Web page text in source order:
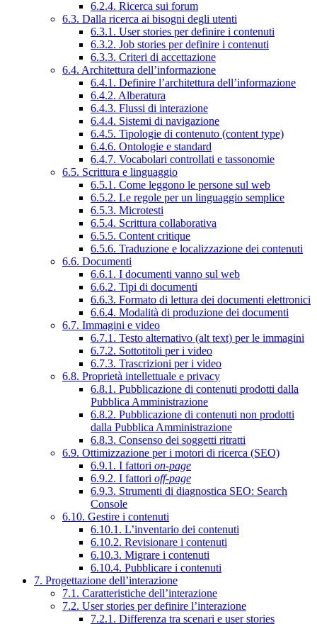
6.2.4. Ricerca sui forum
6.3. Dalla ricerca ai bisogni degli utenti
6.3.1. User stories per definire i contenuti
6.3.2. Job stories per definire i contenuti
6.3.3. Criteri di accettazione
6.4. Architettura dell’informazione
6.4.1. Definire l’architettura dell’informazione
6.4.2. Alberatura
6.4.3. Flussi di interazione
6.4.4. Sistemi di navigazione
6.4.5. Tipologie di contenuto (content type)
6.4.6. Ontologie e standard
6.4.7. Vocabolari controllati e tassonomie
6.5. Scrittura e linguaggio
6.5.1. Come leggono le persone sul web
6.5.2. Le regole per un linguaggio semplice
6.5.3. Microtesti
6.5.4. Scrittura collaborativa
6.5.5. Content critique
6.5.6. Traduzione e localizzazione dei contenuti
6.6. Documenti
6.6.1. I documenti vanno sul web
6.6.2. Tipi di documenti
6.6.3. Formato di lettura dei documenti elettronici
6.6.4. Modalità di produzione dei documenti
6.7. Immagini e video
6.7.1. Testo alternativo (alt text) per le immagini
6.7.2. Sottotitoli per i video
6.7.3. Trascrizioni per i video
6.8. Proprietà intellettuale e privacy
6.8.1. Pubblicazione di contenuti prodotti dalla
Pubblica Amministrazione
6.8.2. Pubblicazione di contenuti non prodotti
dalla Pubblica Amministrazione
6.8.3. Consenso dei soggetti ritratti
6.9. Ottimizzazione per i motori di ricerca (SEO)
6.9.1. I fattori on-page
6.9.2. I fattori off-page
6.9.3. Strumenti di diagnostica SEO: Search
Console
6.10. Gestire i contenuti
6.10.1. L’inventario dei contenuti
6.10.2. Revisionare i contenuti
6.10.3. Migrare i contenuti
6.10.4. Pubblicare i contenuti
7. Progettazione dell’interazione
7.1. Caratteristiche dell’interazione
7.2. User stories per definire l’interazione
7.2.1. Differenza tra scenari e user stories